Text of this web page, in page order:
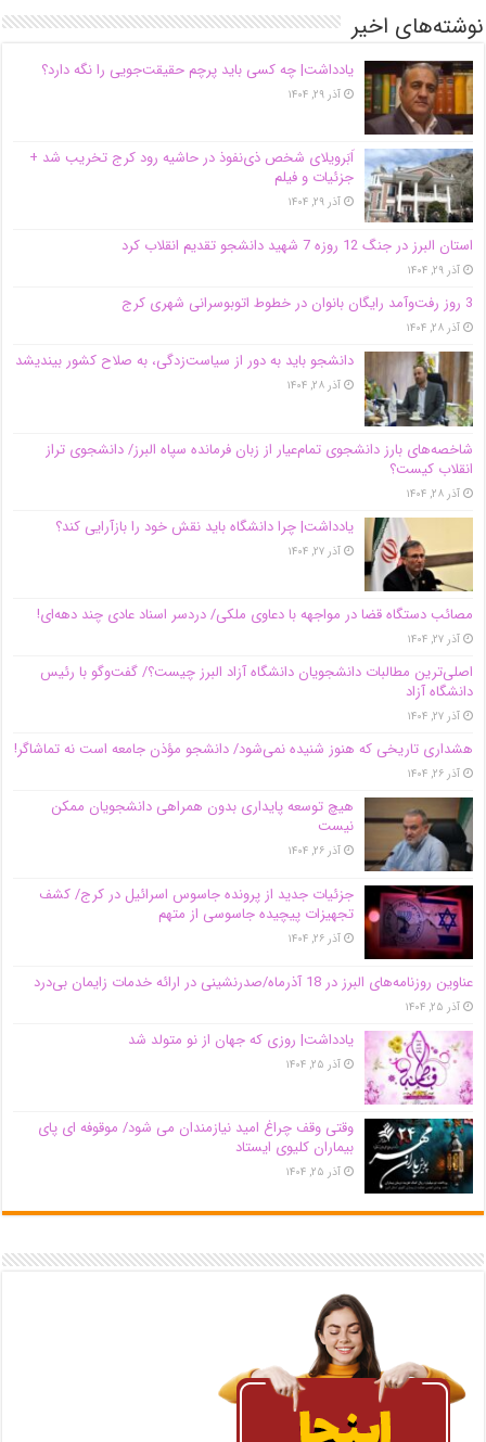
نوشته‌های اخیر
یادداشت| ‌چه کسی باید پرچم حقیقت‌جویی را نگه دارد؟
آذر ۲۹, ۱۴۰۴
اَبَر‌ویلای شخص ذی‌نفوذ در حاشیه‌ رود کرج تخریب شد +
جزئیات و فیلم
آذر ۲۹, ۱۴۰۴
استان البرز در جنگ 12 روزه 7 شهید دانشجو تقدیم انقلاب کرد
آذر ۲۹, ۱۴۰۴
3 روز رفت‌وآمد رایگان بانوان در خطوط اتوبوسرانی شهری کرج
آذر ۲۸, ۱۴۰۴
دانشجو باید به دور از سیاست‌زدگی، به صلاح کشور بیندیشد
آذر ۲۸, ۱۴۰۴
شاخصه‌های بارز دانشجوی تمام‌عیار از زبان فرمانده سپاه البرز/ دانشجوی تراز
انقلاب کیست؟
آذر ۲۸, ۱۴۰۴
یادداشت| چرا دانشگاه باید نقش خود را بازآرایی کند؟
آذر ۲۷, ۱۴۰۴
مصائب دستگاه قضا در مواجهه با دعاوی ملکی/ دردسر اسناد عادی چند‌ دهه‌ای!
آذر ۲۷, ۱۴۰۴
اصلی‌ترین مطالبات دانشجویان دانشگاه آزاد البرز چیست؟/ گفت‌وگو با رئیس
دانشگاه آز‌اد
آذر ۲۷, ۱۴۰۴
هشداری تاریخی که هنوز شنیده نمی‌شود/ دانشجو مؤذن جامعه است نه تماشاگر!
آذر ۲۶, ۱۴۰۴
هیچ توسعه پایداری بدون همراهی دانشجویان ممکن
نیست
آذر ۲۶, ۱۴۰۴
جزئیات جدید از پرونده جاسوس اسرائیل در کرج/‌ کشف
تجهیزات پیچیده جاسوسی از متهم
آذر ۲۶, ۱۴۰۴
عناوین روزنامه‌های البرز در ‌18 آذرماه/صدرنشینی در ارائه خدمات زایمان بی‌درد
آذر ۲۵, ۱۴۰۴
یادداشت| روزی که جهان از نو متولد شد
آذر ۲۵, ۱۴۰۴
وقتی وقف چراغ امید نیازمندان می شود/ موقوفه ای پای
بیماران کلیوی ایستاد
آذر ۲۵, ۱۴۰۴